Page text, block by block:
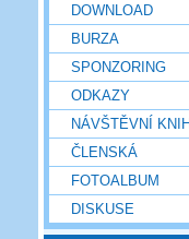
DOWNLOAD
BURZA
SPONZORING
ODKAZY
NÁVŠTĚVNÍ
ČLENSKÁ
FOTOALBUM
DISKUSE